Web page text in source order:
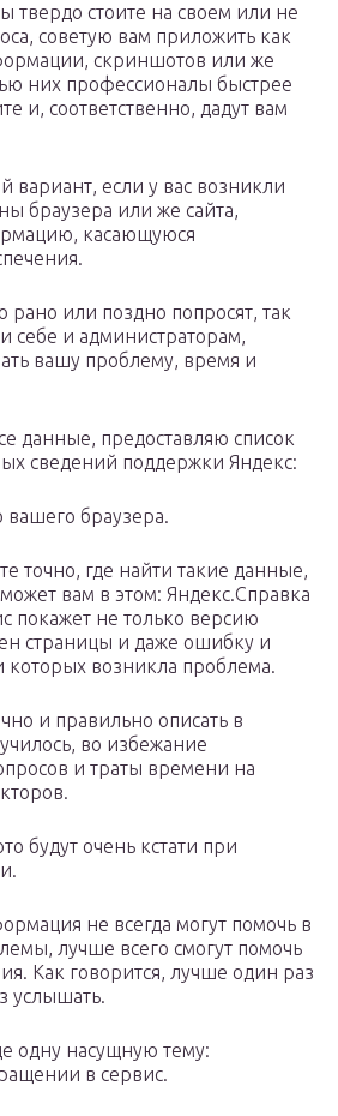
твердо стоите на своем или не
советую вам приложить как
скриншотов или же
них профессионалы быстрее
и, соответственно, дадут вам
вариант, если у вас возникли
браузера или же сайта,
касающуюся
рано или поздно попросят, так
себе и администраторам,
вашу проблему, время и
данные, предоставляю список
сведений поддержки Яндекс:
браузера.
точно, где найти такие данные,
вам в этом: Яндекс.Справка
покажет не только версию
страницы и даже ошибку и
которых возникла проблема.
и правильно описать в
во избежание
и траты времени на
будут очень кстати при
не всегда могут помочь в
лучше всего смогут помочь
Как говорится, лучше один раз
услышать.
одну насущную тему:
в сервис.